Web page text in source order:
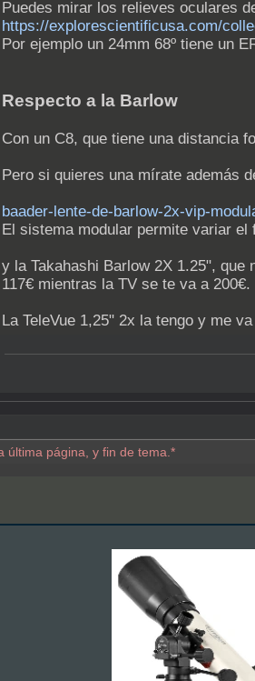
Puedes mirar los relieves oculares
https://explorescientificusa.com/
Por ejemplo un 24mm 68º tiene un
Respecto a la Barlow
Con un C8, que tiene una distancia
Pero si quieres una mírate además
baader-lente-de-barlow-2x-vip-
El sistema modular permite variar
y la Takahashi Barlow 2X 1.25", que
117€ mientras la TV se te va a
La TeleVue 1,25" 2x la tengo y me
última página, y fin de tema.*